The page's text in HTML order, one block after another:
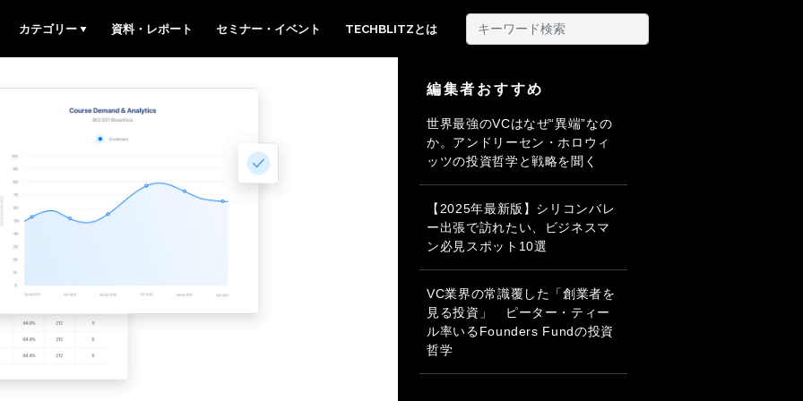
カテゴリー 資料・レポート セミナー・イベント TECHBLITZとは
編集者おすすめ
世界最強のVCはなぜ“異端”なの
か。アンドリーセン・ホロウィ
ッツの投資哲学と戦略を聞く
【2025年最新版】シリコンバレ
ー出張で訪れたい、ビジネスマ
ン必見スポット10選
VC業界の常識覆した「創業者を
見る投資」 ピーター・ティー
ル率いるFounders Fundの投資
哲学